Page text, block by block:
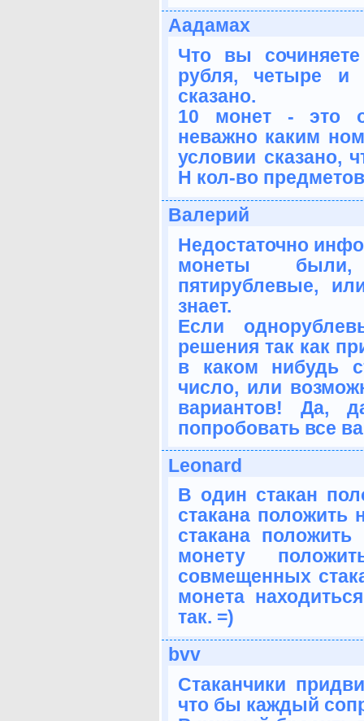
Аадамах
Что вы
рубля, четыре и
сказано.
10 монет - это
неважно каким
условии сказано,
Н кол-во
Валерий
Недостаточно
монеты были,
пятирублевые,
знает.
Если
решения так как
в каком нибудь
число, или
вариантов! Да,
попробовать все
Leonard
В один стакан
стакана положить
стакана
монету
совмещенных
монета
так. =)
bvv
Стаканчики
что бы каждый